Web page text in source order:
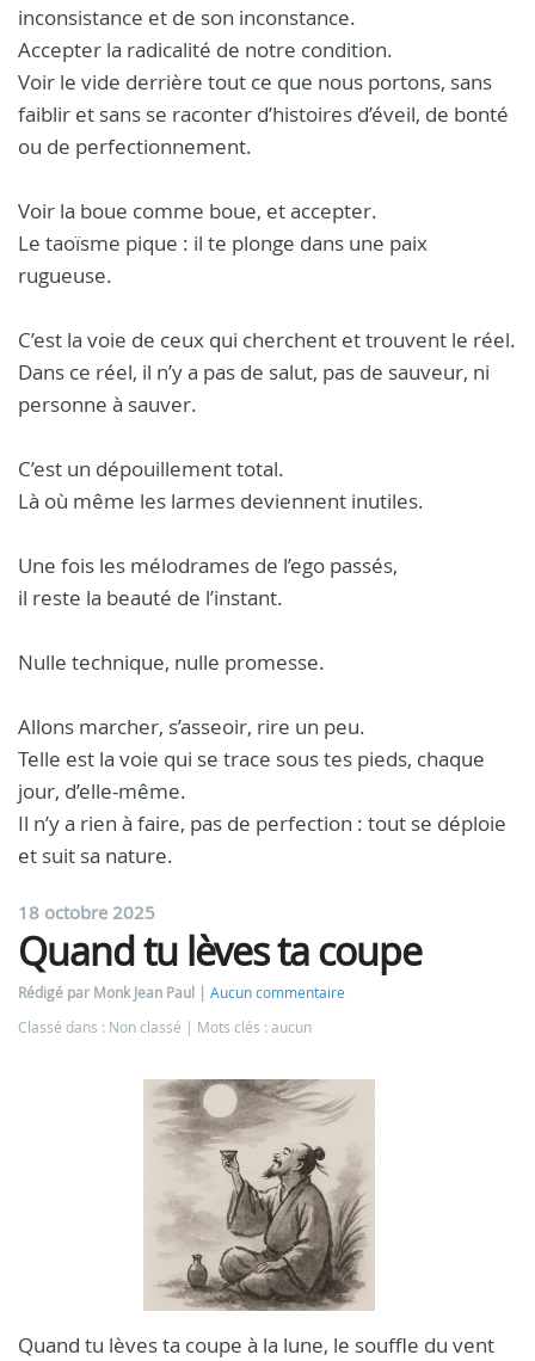
inconsistance et de son inconstance.
Accepter la radicalité de notre condition.
Voir le vide derrière tout ce que nous portons, sans
faiblir et sans se raconter d’histoires d’éveil, de bonté
ou de perfectionnement.
Voir la boue comme boue, et accepter.
Le taoïsme pique : il te plonge dans une paix
rugueuse.
C’est la voie de ceux qui cherchent et trouvent le réel.
Dans ce réel, il n’y a pas de salut, pas de sauveur, ni
personne à sauver.
C’est un dépouillement total.
Là où même les larmes deviennent inutiles.
Une fois les mélodrames de l’ego passés,
il reste la beauté de l’instant.
Nulle technique, nulle promesse.
Allons marcher, s’asseoir, rire un peu.
Telle est la voie qui se trace sous tes pieds, chaque
jour, d’elle-même.
Il n’y a rien à faire, pas de perfection : tout se déploie
et suit sa nature.
18 octobre 2025
Quand tu lèves ta coupe
Rédigé par Monk Jean Paul
Aucun commentaire
Classé dans : Non classé
Mots clés : aucun
Quand tu lèves ta coupe à la lune, le souffle du vent